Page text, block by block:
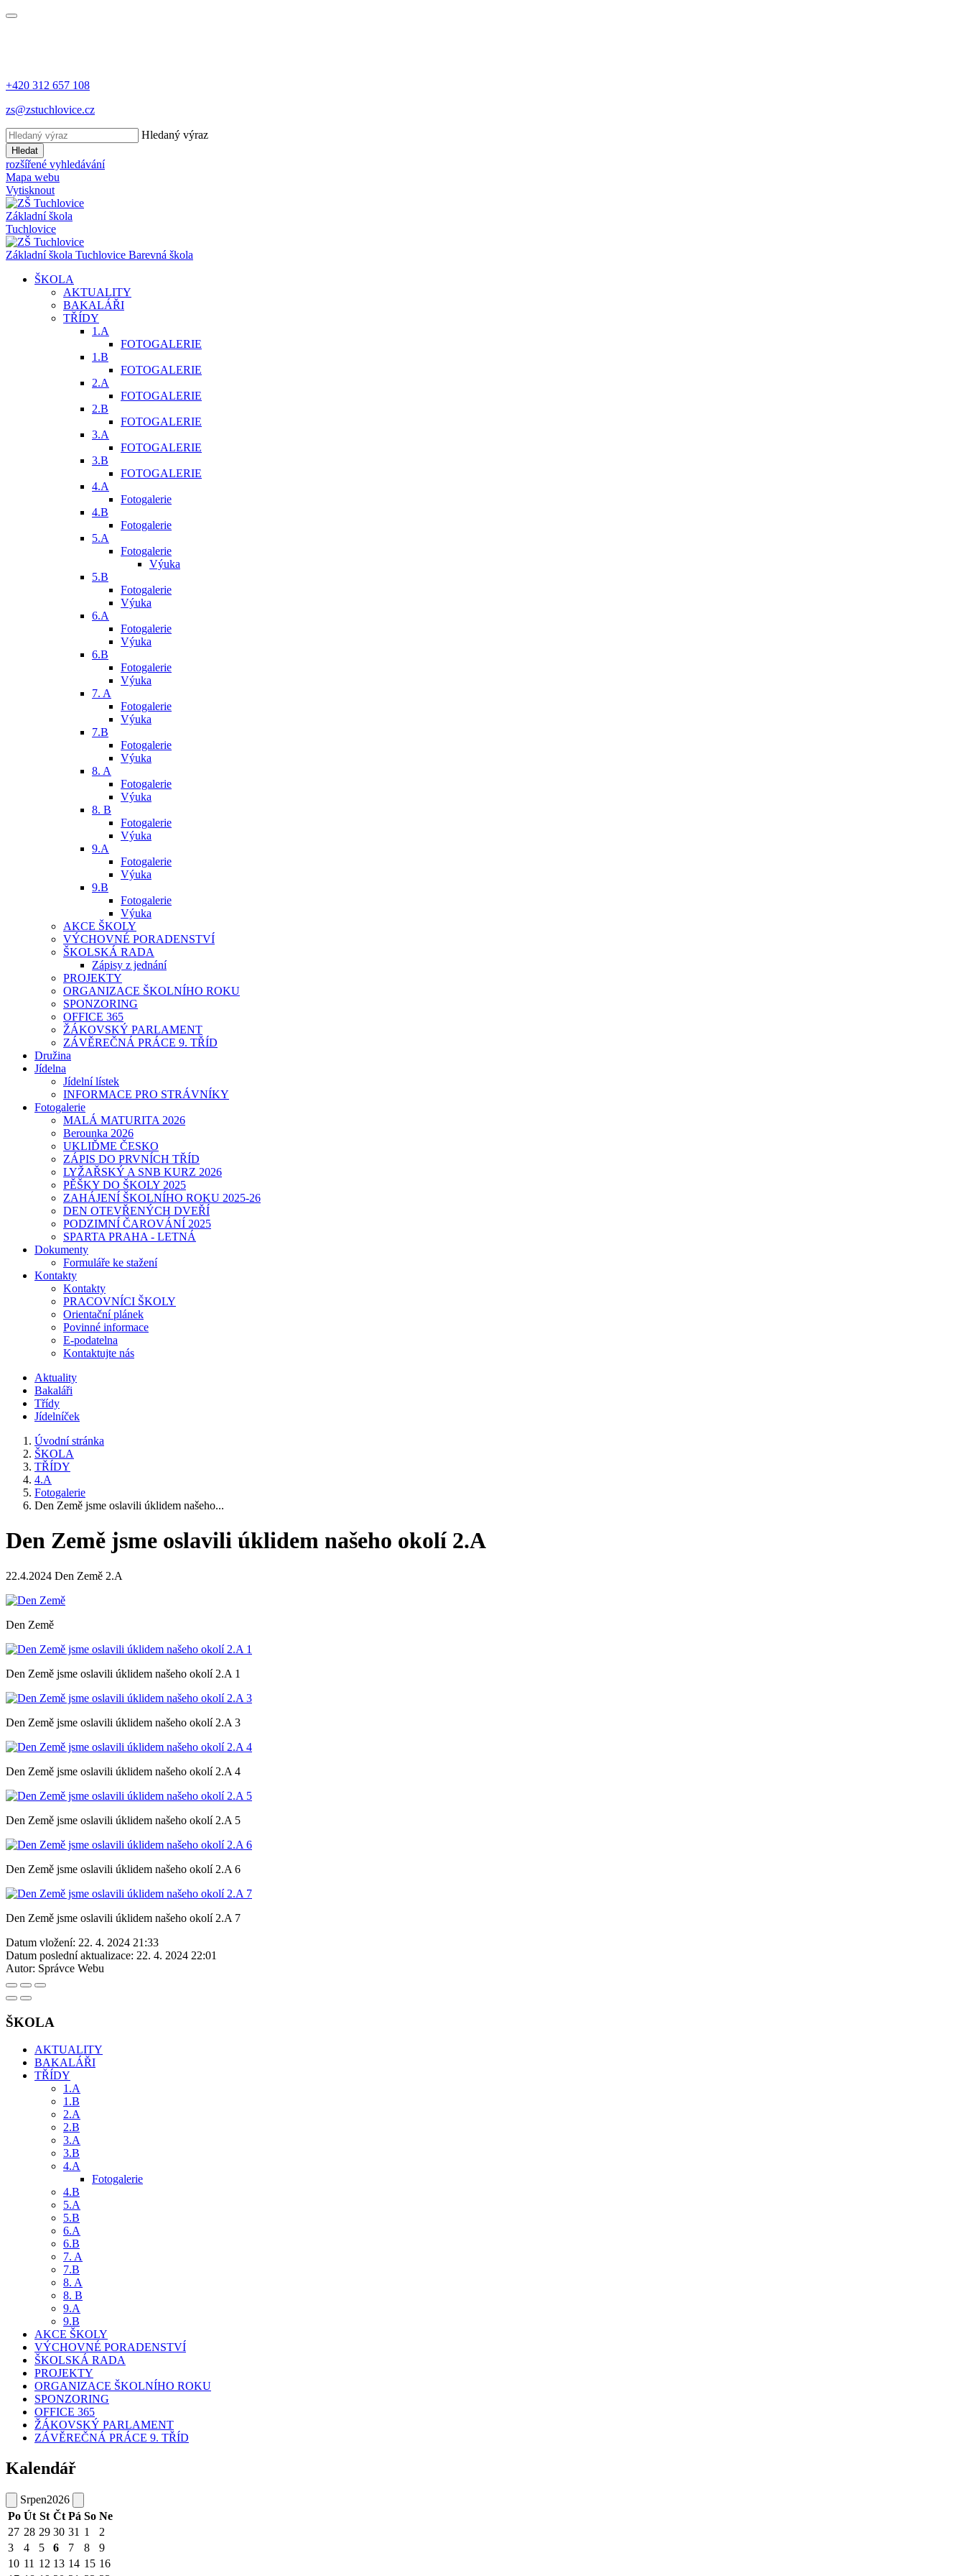
+420 312 657 108
zs@zstuchlovice.cz
Hledaný výraz
Hledat
rozšířené vyhledávání
Mapa webu
Vytisknout
Základní škola
Tuchlovice
Základníškola Tuchlovice Barevná škola
ŠKOLA
AKTUALITY
BAKALÁŘI
TŘÍDY
1.A
FOTOGALERIE
1.B
FOTOGALERIE
2.A
FOTOGALERIE
2.B
FOTOGALERIE
3.A
FOTOGALERIE
3.B
FOTOGALERIE
4.A
Fotogalerie
4.B
Fotogalerie
5.A
Fotogalerie
Výuka
5.B
Fotogalerie
Výuka
6.A
Fotogalerie
Výuka
6.B
Fotogalerie
Výuka
7. A
Fotogalerie
Výuka
7.B
Fotogalerie
Výuka
8. A
Fotogalerie
Výuka
8. B
Fotogalerie
Výuka
9.A
Fotogalerie
Výuka
9.B
Fotogalerie
Výuka
AKCE ŠKOLY
VÝCHOVNÉ PORADENSTVÍ
ŠKOLSKÁ RADA
Zápisy z jednání
PROJEKTY
ORGANIZACE ŠKOLNÍHO ROKU
SPONZORING
OFFICE 365
ŽÁKOVSKÝ PARLAMENT
ZÁVĚREČNÁ PRÁCE 9. TŘÍD
Družina
Jídelna
Jídelní lístek
INFORMACE PRO STRÁVNÍKY
Fotogalerie
MALÁ MATURITA 2026
Berounka 2026
UKLIĎME ČESKO
ZÁPIS DO PRVNÍCH TŘÍD
LYŽAŘSKÝ A SNB KURZ 2026
PĚŠKY DO ŠKOLY 2025
ZAHÁJENÍ ŠKOLNÍHO ROKU 2025-26
DEN OTEVŘENÝCH DVEŘÍ
PODZIMNÍ ČAROVÁNÍ 2025
SPARTA PRAHA - LETNÁ
Dokumenty
Formuláře ke stažení
Kontakty
Kontakty
PRACOVNÍCI ŠKOLY
Orientační plánek
Povinné informace
E-podatelna
Kontaktujte nás
Aktuality
Bakaláři
Třídy
Jídelníček
Úvodní stránka
ŠKOLA
TŘÍDY
4.A
Fotogalerie
Den Země jsme oslavili úklidem našeho...
Den Země jsme oslavili úklidem našeho okolí 2.A
22.4.2024 Den Země 2.A
Den Země
Den Země jsme oslavili úklidem našeho okolí 2.A 1
Den Země jsme oslavili úklidem našeho okolí 2.A 3
Den Země jsme oslavili úklidem našeho okolí 2.A 4
Den Země jsme oslavili úklidem našeho okolí 2.A 5
Den Země jsme oslavili úklidem našeho okolí 2.A 6
Den Země jsme oslavili úklidem našeho okolí 2.A 7
Datum vložení: 22. 4. 2024 21:33
Datum poslední aktualizace: 22. 4. 2024 22:01
Autor: Správce Webu
ŠKOLA
AKTUALITY
BAKALÁŘI
TŘÍDY
1.A
1.B
2.A
2.B
3.A
3.B
4.A
Fotogalerie
4.B
5.A
5.B
6.A
6.B
7. A
7.B
8. A
8. B
9.A
9.B
AKCE ŠKOLY
VÝCHOVNÉ PORADENSTVÍ
ŠKOLSKÁ RADA
PROJEKTY
ORGANIZACE ŠKOLNÍHO ROKU
SPONZORING
OFFICE 365
ŽÁKOVSKÝ PARLAMENT
ZÁVĚREČNÁ PRÁCE 9. TŘÍD
Kalendář
Srpen2026
Po Út St Čt Pá So Ne
27 28 29 30 31 1
2
3
4 5 6 7 8
9
10 11 12 13 14 15 16